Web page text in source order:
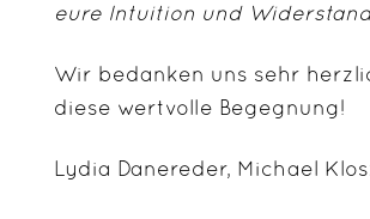
eure Intuition und
Wir bedanken uns sehr
diese wertvolle Begegnung!
Lydia Danereder, Michael